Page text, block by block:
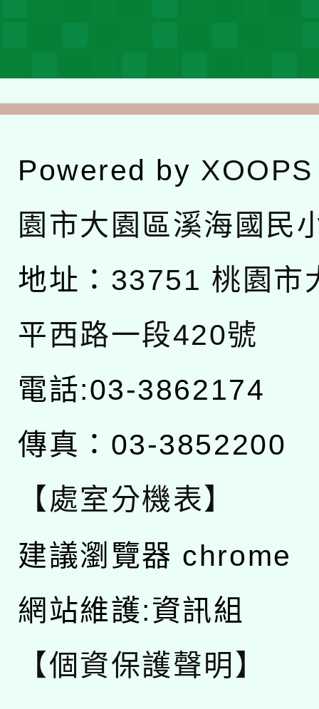
Powered by XOOPS
園市大園區溪海國民
地址： 33751 桃園市
平西路一段420號
電話:03-3862174
傳真：03-3852200
【處室分機表】
建議瀏覽器 chrome
網站維護:資訊組
【個資保護聲明】